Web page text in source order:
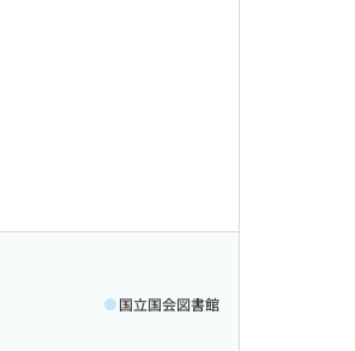
国立国会図書館